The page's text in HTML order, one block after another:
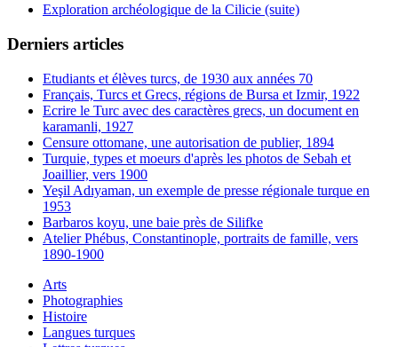
Exploration archéologique de la Cilicie (suite)
Derniers articles
Etudiants et élèves turcs, de 1930 aux années 70
Français, Turcs et Grecs, régions de Bursa et Izmir, 1922
Ecrire le Turc avec des caractères grecs, un document en
karamanli, 1927
Censure ottomane, une autorisation de publier, 1894
Turquie, types et moeurs d'après les photos de Sebah et
Joaillier, vers 1900
Yeşil Adıyaman, un exemple de presse régionale turque en
1953
Barbaros koyu, une baie près de Silifke
Atelier Phébus, Constantinople, portraits de famille, vers
1890-1900
Arts
Photographies
Histoire
Langues turques